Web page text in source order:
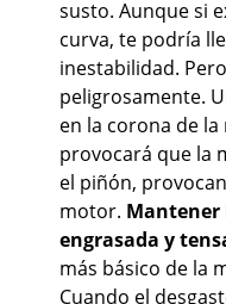
susto. Aunque si
curva, te podría
inestabilidad.
peligrosamente.
en la corona de
provocará que la
el piñón,
motor. Mantener
engrasada y
más básico de la
Cuando el